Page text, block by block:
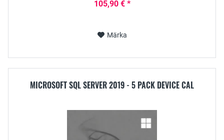
105,90 € *
Märka
MICROSOFT SQL SERVER 2019 - 5 PACK DEVICE CAL